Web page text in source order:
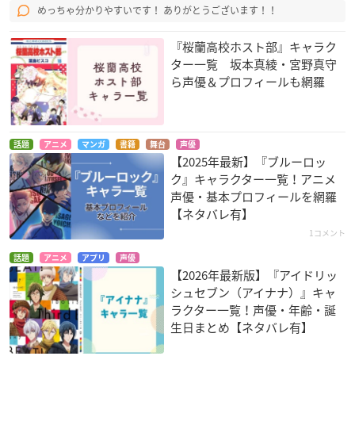
めっちゃ分かりやすいです！ ありがとうございます！！
『桜蘭高校ホスト部』キャラク
ター一覧 坂本真綾・宮野真守
ら声優＆プロフィールも網羅
話題 アニメ マンガ 書籍 舞台 声優
【2025年最新】『ブルーロッ
ク』キャラクター一覧！アニメ
声優・基本プロフィールを網羅
【ネタバレ有】
1コメント
話題 アニメ アプリ 声優
【2026年最新版】『アイドリッ
シュセブン（アイナナ）』キャ
ラクター一覧！声優・年齢・誕
生日まとめ【ネタバレ有】